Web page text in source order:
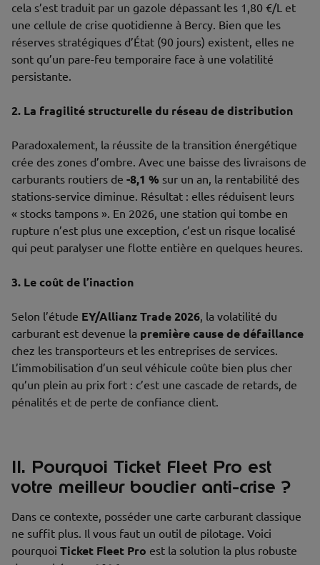
cela s’est traduit par un gazole dépassant les 1,80 €/L et
une cellule de crise quotidienne à Bercy. Bien que les
réserves stratégiques d’État (90 jours) existent, elles ne
sont qu’un pare-feu temporaire face à une volatilité
persistante.
2. La fragilité structurelle du réseau de distribution
Paradoxalement, la réussite de la transition énergétique
crée des zones d’ombre. Avec une baisse des livraisons de
carburants routiers de -8,1 % sur un an, la rentabilité des
stations-service diminue. Résultat : elles réduisent leurs
« stocks tampons ». En 2026, une station qui tombe en
rupture n’est plus une exception, c’est un risque localisé
qui peut paralyser une flotte entière en quelques heures.
3. Le coût de l’inaction
Selon l’étude EY/Allianz Trade 2026 , la volatilité du
carburant est devenue la première cause de défaillance
chez les transporteurs et les entreprises de services.
L’immobilisation d’un seul véhicule coûte bien plus cher
qu’un plein au prix fort : c’est une cascade de retards, de
pénalités et de perte de confiance client.
II. Pourquoi Ticket Fleet Pro est
votre meilleur bouclier anti-crise ?
Dans ce contexte, posséder une carte carburant classique
ne suffit plus. Il vous faut un outil de pilotage. Voici
pourquoi Ticket Fleet Pro est la solution la plus robuste